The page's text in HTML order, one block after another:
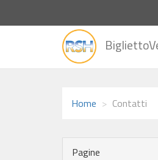
alla
Home Contatti
Pagine